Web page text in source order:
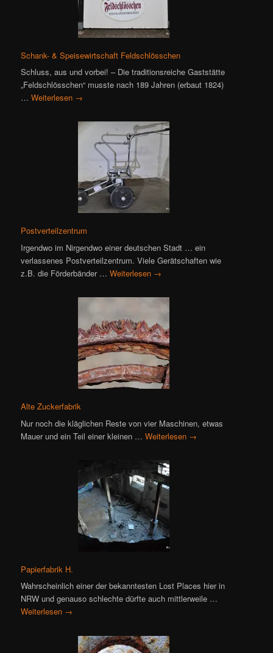
Schank- & Speisewirtschaft Feldschlösschen
Schluss, aus und vorbei! – Die traditionsreiche Gaststätte
„Feldschlösschen“ musste nach 189 Jahren (erbaut 1824)
…Weiterlesen →
Postverteilzentrum
Irgendwo im Nirgendwo einer deutschen Stadt … ein
verlassenes Postverteilzentrum. Viele Gerätschaften wie
z.B. die Förderbänder …Weiterlesen →
Alte Zuckerfabrik
Nur noch die kläglichen Reste von vier Maschinen, etwas
Mauer und ein Teil einer kleinen …Weiterlesen →
Papierfabrik H.
Wahrscheinlich einer der bekanntesten Lost Places hier in
NRW und genauso schlechte dürfte auch mittlerweile …
Weiterlesen →